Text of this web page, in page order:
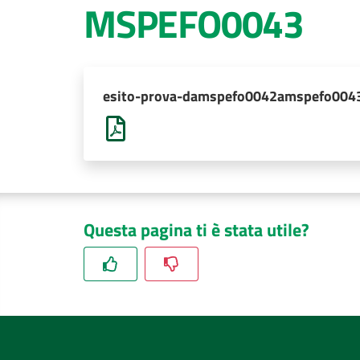
MSPEFO0043
esito-prova-
Questa pagina ti è stata utile?